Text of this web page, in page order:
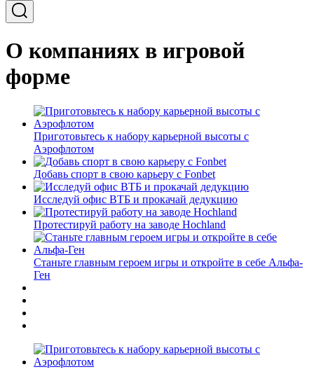
О компаниях в игровой
форме
Приготовьтесь к набору карьерной высоты с
Аэрофлотом
Добавь спорт в свою карьеру с Fonbet
Исследуй офис ВТБ и прокачай дедукцию
Протестируй работу на заводе Hochland
Станьте главным героем игры и откройте в себе Альфа-
Ген